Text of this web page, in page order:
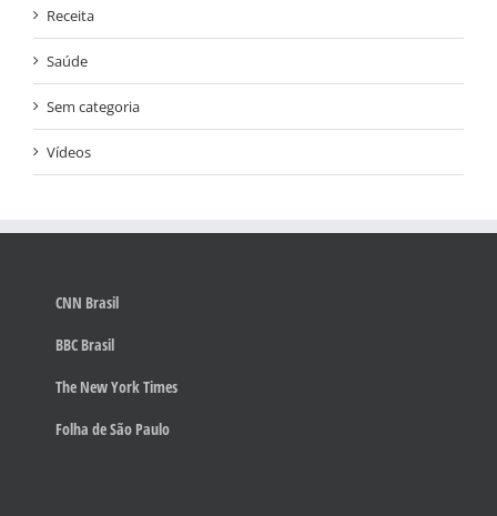
Receita
Saúde
Sem categoria
Vídeos
CNN Brasil
BBC Brasil
The New York Times
Folha de São Paulo